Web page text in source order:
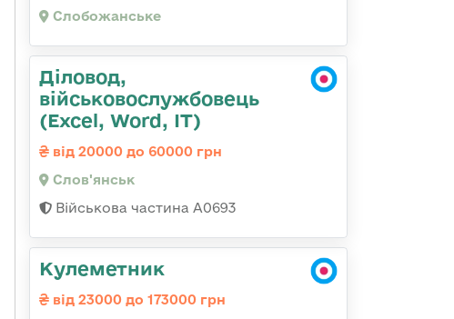
Слобожанське
Діловод,
військовослужбовець
(Excel, Word, IT)
від 20000 до 60000 грн
Слов'янськ
Військова частина А0693
Кулеметник
від 23000 до 173000 грн